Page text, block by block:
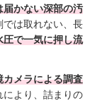
かない深部の汚
では取れない、長
圧で一気に押し流
カメラによる調査
により、詰まりの